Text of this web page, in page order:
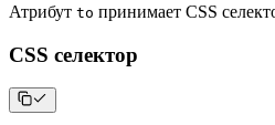
Атрибут to принимает CSS
CSS селектор